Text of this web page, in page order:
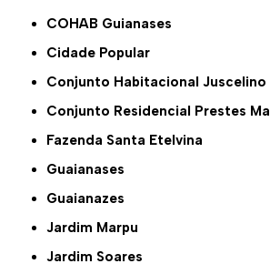
COHAB Guianases
Cidade Popular
Conjunto Habitacional
Conjunto Residencial Prestes
Fazenda Santa Etelvina
Guaianases
Guaianazes
Jardim Marpu
Jardim Soares